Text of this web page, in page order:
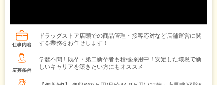
仕事内容
ドラッグストア店頭での商品管理・接客応対など店舗運営に関
する業務をお任せします！
応募条件
学歴不問！既卒・第二新卒者も積極採用中！安定した環境で新
しいキャリアを築きたい方にもオススメ